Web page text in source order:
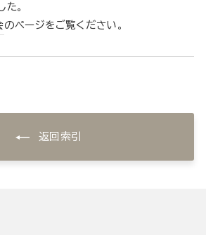
。
のページをご覧ください。
返回索引